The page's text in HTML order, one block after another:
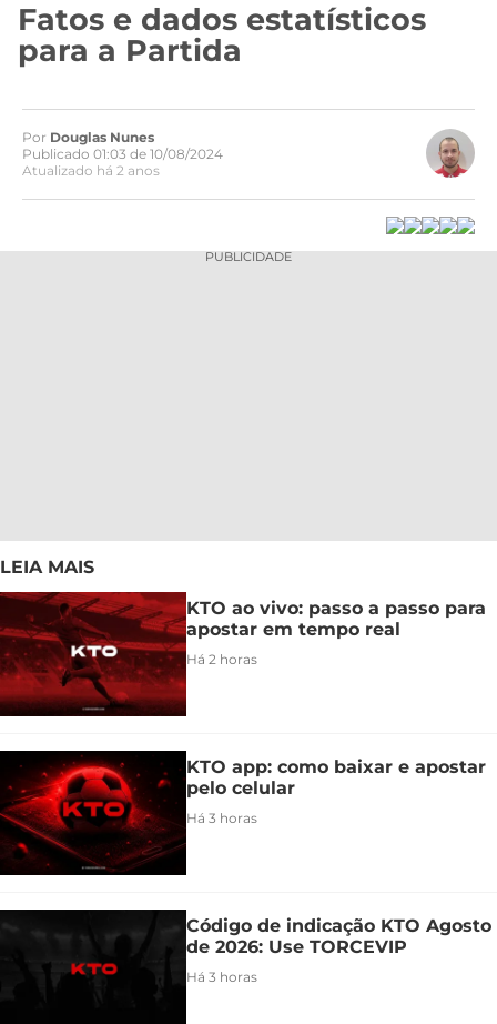
Fatos e dados estatísticos
para a Partida
Por Douglas Nunes
Publicado 01:03 de 10/08/2024
Atualizado há 2 anos
PUBLICIDADE
LEIA MAIS
KTO ao vivo: passo a passo para
apostar em tempo real
Há 2 horas
KTO app: como baixar e apostar
pelo celular
Há 3 horas
Código de indicação KTO Agosto
de 2026: Use TORCEVIP
Há 3 horas